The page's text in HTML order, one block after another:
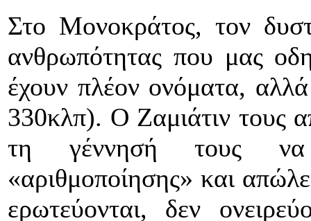
Στο Μονοκράτος, τον
ανθρωπότητας που μας
έχουν πλέον ονόματα,
330κλπ). Ο Ζαμιάτιν τους
τη γέννησή τους να
«αριθμοποίησης» και
ερωτεύονται, δεν